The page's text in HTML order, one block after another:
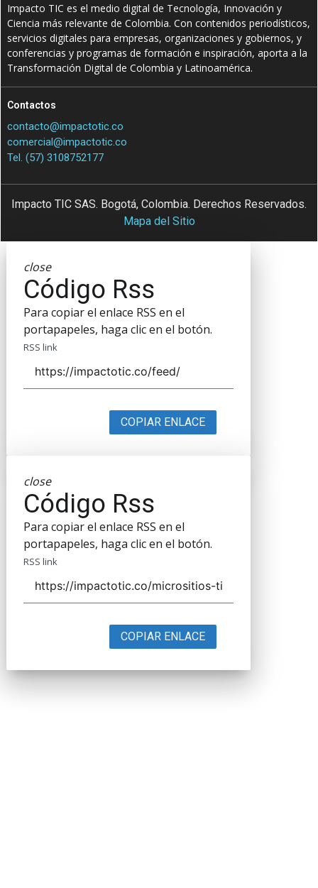
Impacto TIC es el medio digital de Tecnología, Innovación y
Ciencia más relevante de Colombia. Con contenidos periodísticos,
servicios digitales para empresas, organizaciones y gobiernos, y
conferencias y programas de formación e inspiración, aporta a la
Transformación Digital de Colombia y Latinoamérica.
Contactos
contacto@impactotic.co
comercial@impactotic.co
Tel. (57) 3108752177
Impacto TIC SAS. Bogotá, Colombia. Derechos Reservados.
Mapa del Sitio
close
Código Rss
Para copiar el enlace RSS en el
portapapeles, haga clic en el botón.
RSS link
COPIAR ENLACE
close
Código Rss
Para copiar el enlace RSS en el
portapapeles, haga clic en el botón.
RSS link
COPIAR ENLACE